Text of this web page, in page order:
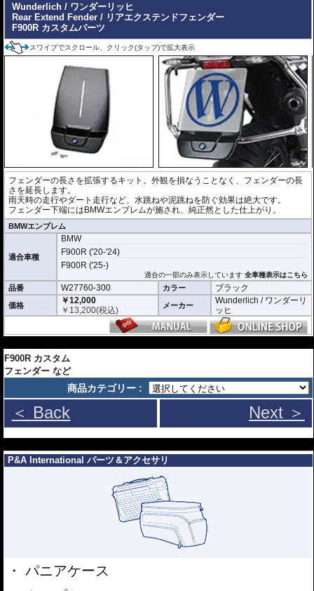
Wunderlich / ワンダーリッヒ
Rear Extend Fender / リアエクステンドフェンダー
F900R カスタムパーツ
スワイプでスクロール、クリック(タップ)で拡大表示
フェンダーの長さを拡張するキット。外観を損なうことなく、フェンダーの長
さを延長します。
雨天時の走行やダート走行など、水跳ねや泥跳ねを防ぐ効果は絶大です。
フェンダー下端にはBMWエンブレムが施され、純正然とした仕上がり。
BMWエンブレム
適合車種
BMW
F900R ('20-'24)
F900R ('25-)
適合の一部のみ表示しています全車種表示はこちら
品番 W27760-300 カラー ブラック
価格
￥12,000
￥ 13,200(税込) メーカー
Wunderlich / ワンダーリ
ッヒ
F900R カスタム
フェンダー など
商品カテゴリー :
＜ Back Next ＞
P&A International パーツ＆アクセサリ
パニアケース